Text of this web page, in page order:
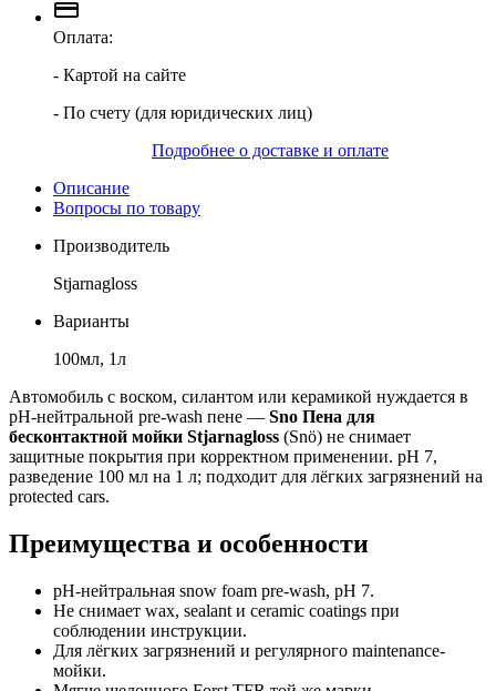
Оплата:
- Картой на сайте
- По счету (для юридических лиц)
Подробнее о доставке и оплате
Описание
Вопросы по товару
Производитель
Stjarnagloss
Варианты
100мл, 1л
Автомобиль с воском, силантом или керамикой нуждается в
pH-нейтральной pre-wash пене — Sno Пена для
бесконтактной мойки Stjarnagloss (Snö) не снимает
защитные покрытия при корректном применении. pH 7,
разведение 100 мл на 1 л; подходит для лёгких загрязнений на
protected cars.
Преимущества и особенности
pH-нейтральная snow foam pre-wash, pH 7.
Не снимает wax, sealant и ceramic coatings при
соблюдении инструкции.
Для лёгких загрязнений и регулярного maintenance-
мойки.